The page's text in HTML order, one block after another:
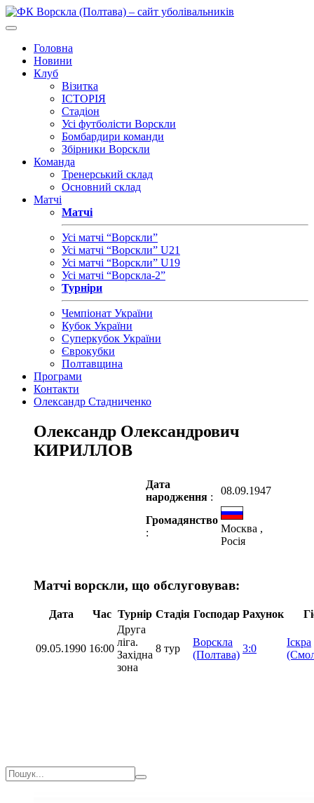
Головна
Новини
Клуб
Візитка
ІСТОРІЯ
Стадіон
Усі футболісти Ворскли
Бомбардири команди
Збірники Ворскли
Команда
Тренерський склад
Основний склад
Матчі
Матчі
Усі матчі “Ворскли”
Усі матчі “Ворскли” U21
Усі матчі “Ворскли” U19
Усі матчі “Ворскла-2”
Турніри
Чемпіонат України
Кубок України
Суперкубок України
Єврокубки
Полтавщина
Програми
Контакти
Олександр Стадниченко
Олександр Олександрович
КИРИЛЛОВ
Дата
народження :
08.09.1947
Громадянство
:
Москва ,
Росія
Матчі ворскли, що обслуговував:
Дата Час Турнір Стадія Господар Рахунок
09.05.1990 16:00
Друга
ліга.
Західна
зона
8 тур
Ворскла
(Полтава)
3:0
Іскра